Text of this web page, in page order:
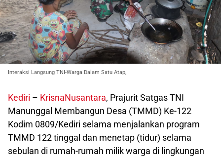
Interaksi Langsung TNI-Warga Dalam Satu Atap,
Kediri – KrisnaNusantara, Prajurit Satgas TNI
Manunggal Membangun Desa (TMMD) Ke-122
Kodim 0809/Kediri selama menjalankan program
TMMD 122 tinggal dan menetap (tidur) selama
sebulan di rumah-rumah milik warga di lingkungan